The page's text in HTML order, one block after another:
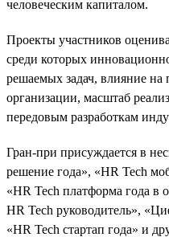
человеческим капиталом.
Проекты участников
среди которых
решаемых задач, влияние на
организации, масштаб
передовым разработкам
Гран-при присуждается в
решение года», «HR Tech
«HR Tech платформа года в
HR Tech руководитель»,
«HR Tech стартап года» и